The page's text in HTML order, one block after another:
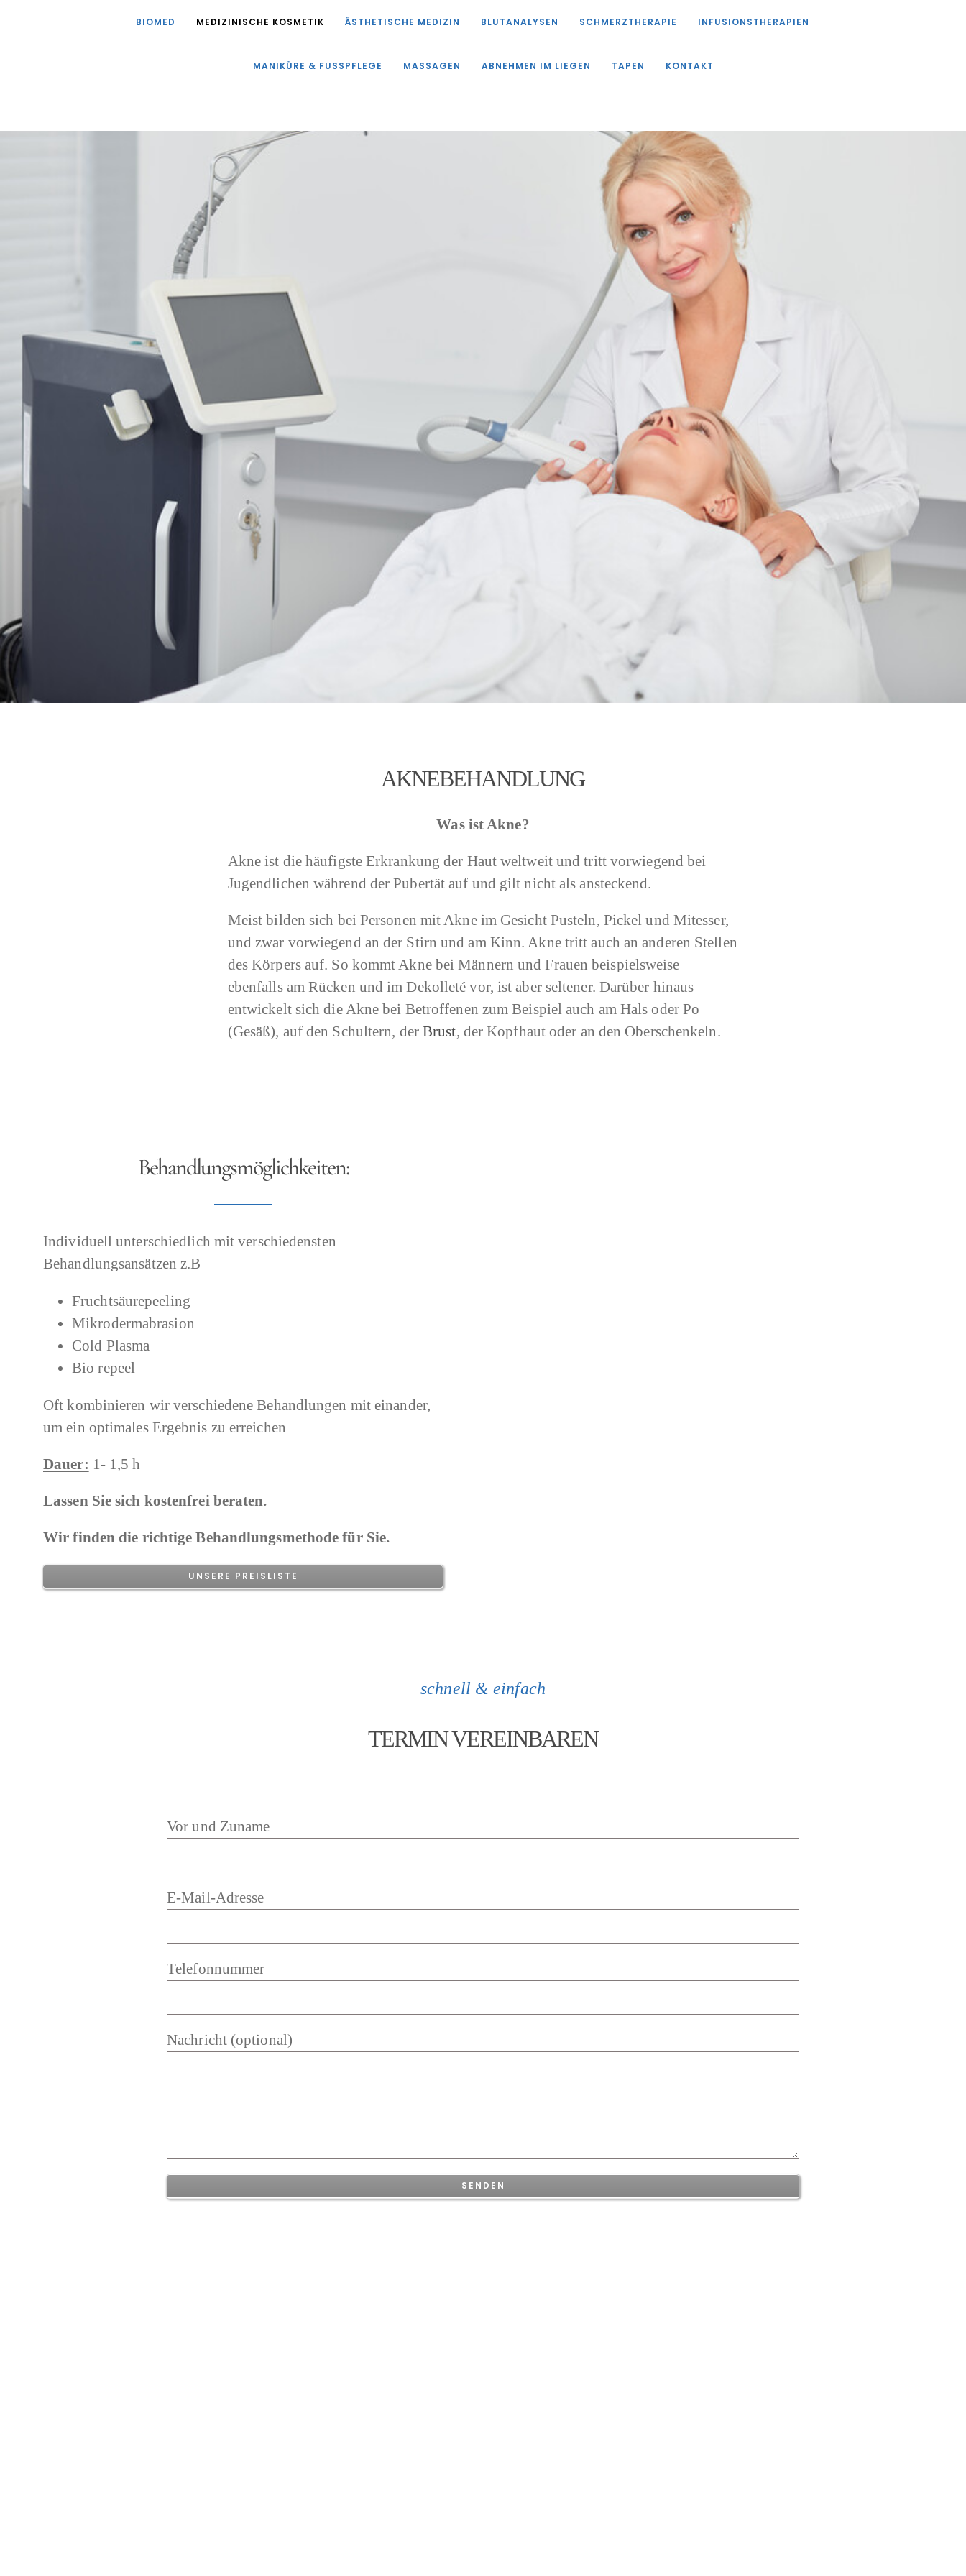
BIOMED MEDIZINISCHE KOSMETIK ÄSTHETISCHE MEDIZIN BLUTANALYSEN SCHMERZTHERAPIE INFUSIONSTHERAPIEN
MANIKÜRE & FUSSPFLEGE MASSAGEN ABNEHMEN IM LIEGEN TAPEN KONTAKT
AKNEBEHANDLUNG
Was ist Akne?
Akne ist die häufigste Erkrankung der Haut weltweit und tritt vorwiegend bei
Jugendlichen während der Pubertät auf und gilt nicht als ansteckend.
Meist bilden sich bei Personen mit Akne im Gesicht Pusteln, Pickel und Mitesser,
und zwar vorwiegend an der Stirn und am Kinn. Akne tritt auch an anderen Stellen
des Körpers auf. So kommt Akne bei Männern und Frauen beispielsweise
ebenfalls am Rücken und im Dekolleté vor, ist aber seltener. Darüber hinaus
entwickelt sich die Akne bei Betroffenen zum Beispiel auch am Hals oder Po
(Gesäß), auf den Schultern, der Brust, der Kopfhaut oder an den Oberschenkeln.
Behandlungsmöglichkeiten:
Individuell unterschiedlich mit verschiedensten
Behandlungsansätzen z.B
Fruchtsäurepeeling
Mikrodermabrasion
Cold Plasma
Bio repeel
Oft kombinieren wir verschiedene Behandlungen mit einander,
um ein optimales Ergebnis zu erreichen
Dauer: 1- 1,5 h
Lassen Sie sich kostenfrei beraten.
Wir finden die richtige Behandlungsmethode für Sie.
UNSERE PREISLISTE
schnell & einfach
TERMIN VEREINBAREN
Vor und Zuname
E-Mail-Adresse
Telefonnummer
Nachricht (optional)